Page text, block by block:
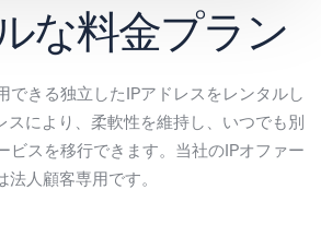
ルな料金プラン
できる独立したIPアドレスをレンタルし
スにより、柔軟性を維持し、いつでも別
ビスを移行できます。当社のIPオファー
法人顧客専用です。